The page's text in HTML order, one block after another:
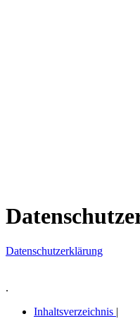
Datenschutzerklärung
.
Inhaltsverzeichnis |